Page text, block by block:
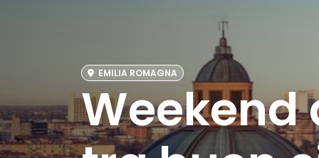
EMILIA ROMAGNA
Weekend